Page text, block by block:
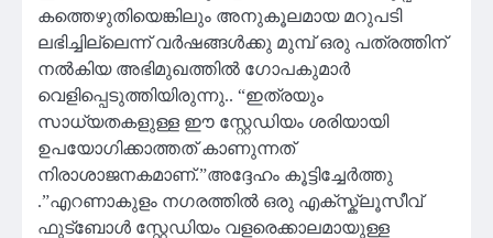
കത്തെഴുതിയെങ്കിലും അനുകൂലമായ മറുപടി
ലഭിച്ചില്ലെന്ന് വർഷങ്ങൾക്കു മുമ്പ് ഒരു പത്രത്തിന്
നൽകിയ അഭിമുഖത്തിൽ ഗോപകുമാർ
വെളിപ്പെടുത്തിയിരുന്നു.. “ഇത്രയും
സാധ്യതകളുള്ള ഈ സ്റ്റേഡിയം ശരിയായി
ഉപയോഗിക്കാത്തത് കാണുന്നത്
നിരാശാജനകമാണ്.”അദ്ദേഹം കൂട്ടിച്ചേർത്തു
.”എറണാകുളം നഗരത്തിൽ ഒരു എക്സ്ക്ലൂസീവ്
ഫുട്ബോൾ സ്റ്റേഡിയം വളരെക്കാലമായുള്ള